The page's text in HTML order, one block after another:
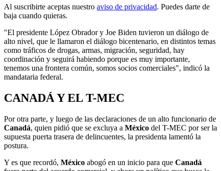
Al suscribirte aceptas nuestro aviso de privacidad. Puedes darte de
baja cuando quieras.
"El presidente López Obrador y Joe Biden tuvieron un diálogo de
alto nivel, que le llamaron el diálogo bicentenario, en distintos temas
como tráficos de drogas, armas, migración, seguridad, hay
coordinación y seguirá habiendo porque es muy importante,
tenemos una frontera común, somos socios comerciales", indicó la
mandataria federal.
CANADÁ Y EL T-MEC
Por otra parte, y luego de las declaraciones de un alto funcionario de
Canadá, quien pidió que se excluya a México del T-MEC por ser la
supuesta puerta trasera de delincuentes, la presidenta lamentó la
postura.
Y es que recordó, México abogó en un inicio para que Canadá